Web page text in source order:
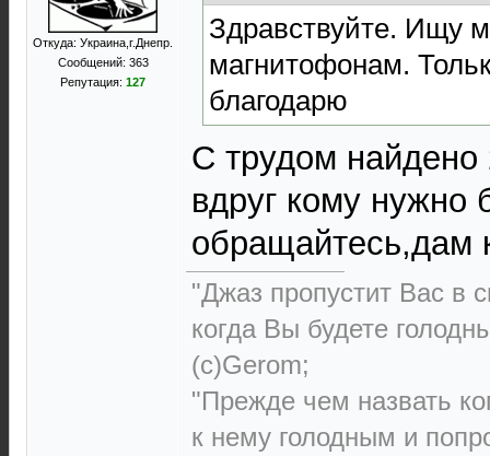
Откуда: Украина,г.Днепр.
Сообщений: 363
Репутация: 127
Здравствуйте. Ищу
магнитофонам.
благодарю
С трудом
вдруг кому нужно
обращайтесь,дам
"Джаз пропустит Вас в
когда Вы будете
(с)Gerom;
"Прежде чем назвать
к нему голодным и